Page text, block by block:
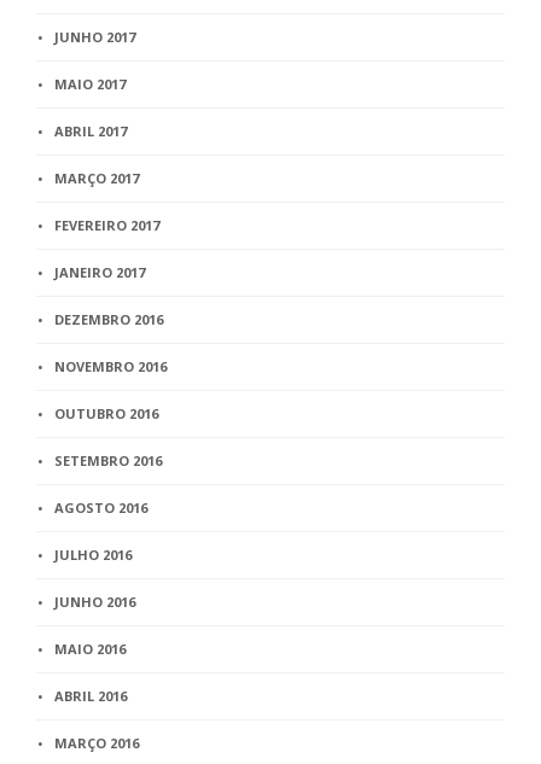
JUNHO 2017
MAIO 2017
ABRIL 2017
MARÇO 2017
FEVEREIRO 2017
JANEIRO 2017
DEZEMBRO 2016
NOVEMBRO 2016
OUTUBRO 2016
SETEMBRO 2016
AGOSTO 2016
JULHO 2016
JUNHO 2016
MAIO 2016
ABRIL 2016
MARÇO 2016